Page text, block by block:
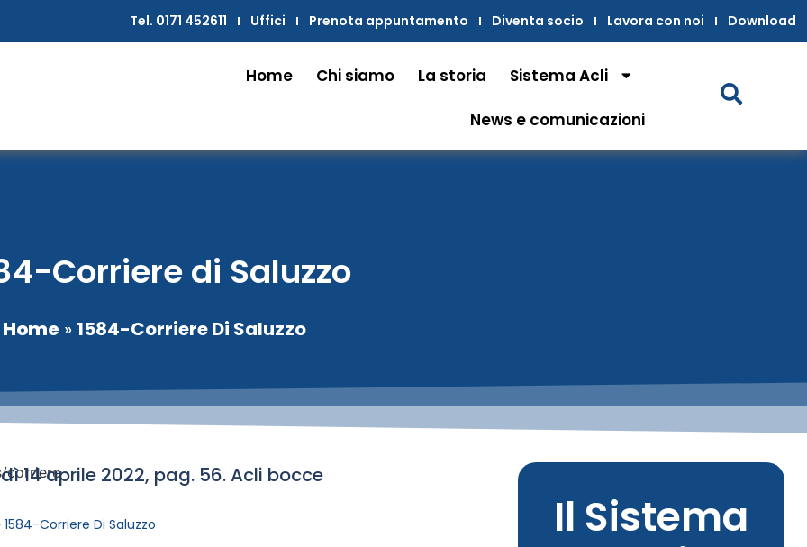
Tel. 0171 452611 Uffici Prenota appuntamento Diventa socio Lavora con noi Download
Home Chi siamo La storia Sistema Acli
News e comunicazioni
Corriere di Saluzzo
Home » 1584-Corriere Di Saluzzo
corriere
14 aprile 2022, pag. 56. Acli bocce
1584-Corriere Di Saluzzo
Il Sistema